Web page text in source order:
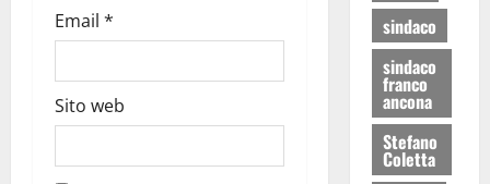
Email *
Sito web
sindaco
sindaco
franco
ancona
Stefano
Coletta